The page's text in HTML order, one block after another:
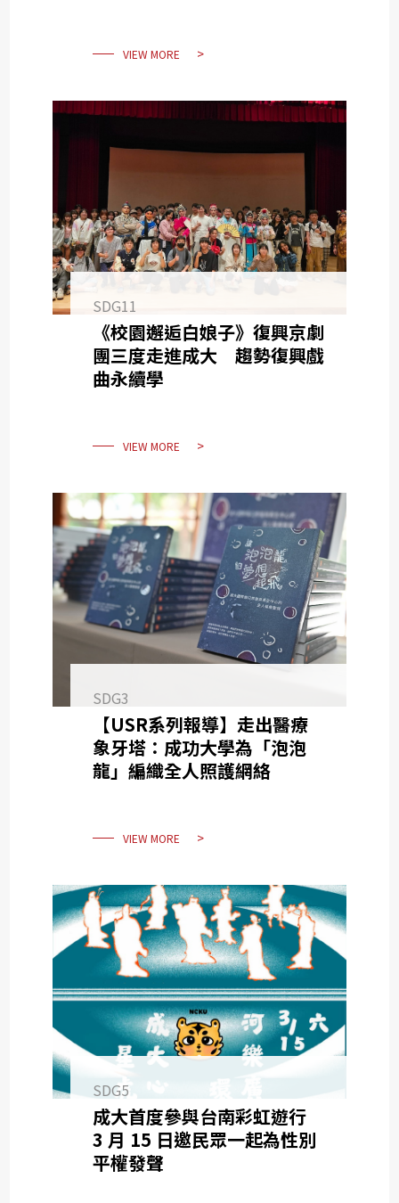
VIEW MORE
SDG11
《校園邂逅白娘子》復興京劇
團三度走進成大 趨勢復興戲
曲永續學
VIEW MORE
SDG3
【USR系列報導】走出醫療
象牙塔：成功大學為「泡泡
龍」編織全人照護網絡
VIEW MORE
SDG5
成大首度參與台南彩虹遊行
3 月 15 日邀民眾一起為性別
平權發聲